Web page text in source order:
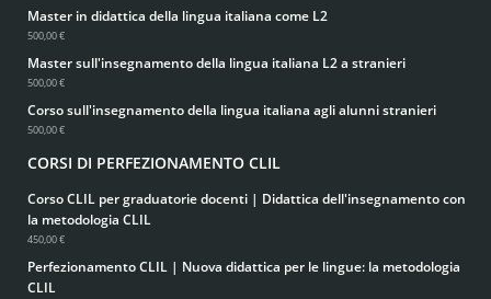
Master in didattica della lingua italiana come L2
500,00 €
Master sull'insegnamento della lingua italiana L2 a stranieri
500,00 €
Corso sull'insegnamento della lingua italiana agli alunni stranieri
500,00 €
CORSI DI PERFEZIONAMENTO CLIL
Corso CLIL per graduatorie docenti | Didattica dell'insegnamento con
la metodologia CLIL
450,00 €
Perfezionamento CLIL | Nuova didattica per le lingue: la metodologia
CLIL